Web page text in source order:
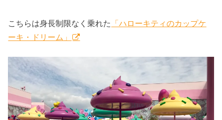
こちらは身長制限なく乗れた
「ハローキティのカップケ
ーキ・ドリーム」